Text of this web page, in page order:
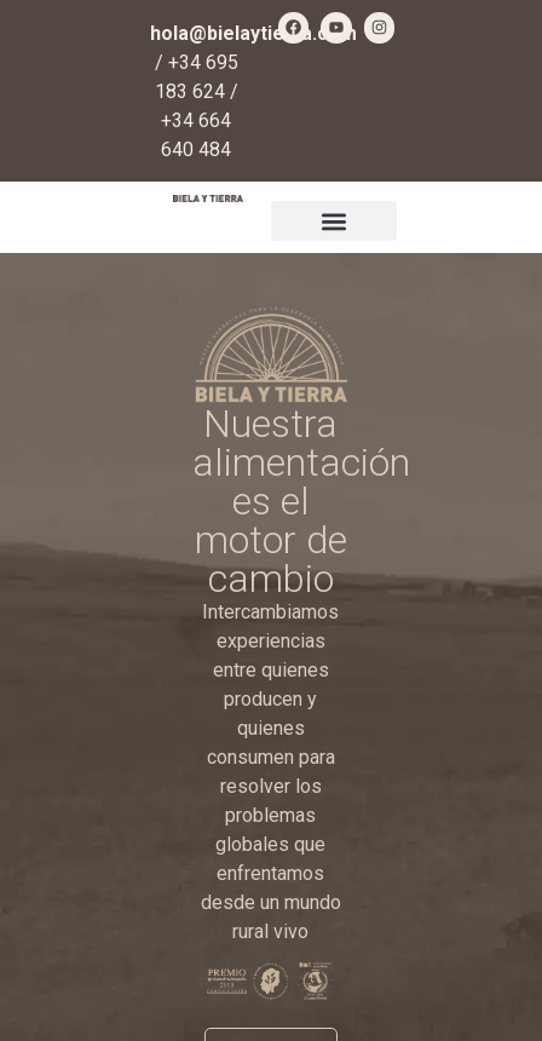
hola@bielaytierra.com
/ +34 695
183 624 /
+34 664
640 484
Nuestra
alimentación
es el
motor de
cambio
Intercambiamos
experiencias
entre quienes
producen y
quienes
consumen para
resolver los
problemas
globales que
enfrentamos
desde un mundo
rural vivo